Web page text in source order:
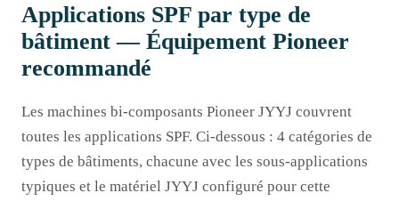
Applications SPF par type de
bâtiment — Équipement Pioneer
recommandé
Les machines bi-composants Pioneer JYYJ couvrent
toutes les applications SPF. Ci-dessous : 4 catégories de
types de bâtiments, chacune avec les sous-applications
typiques et le matériel JYYJ configuré pour cette